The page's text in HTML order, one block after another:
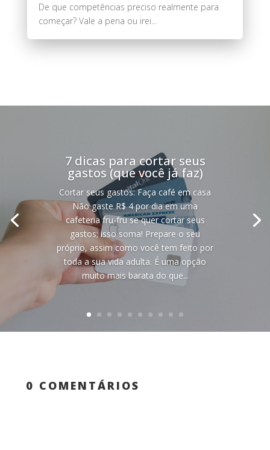
De que competências preciso realmente para
começar? Vale a pena ou irei...
7 dicas para cortar seus
gastos (que você já faz)
Cortar seus gastos: Faça café em casa
Não gaste R$ 4 por dia em uma
cafeteria fru-fru se quer cortar seus
gastos; isso soma! Prepare o seu
próprio, assim como você tem feito por
toda a sua vida adulta. É uma opção
muito mais barata do que...
0 COMENTÁRIOS